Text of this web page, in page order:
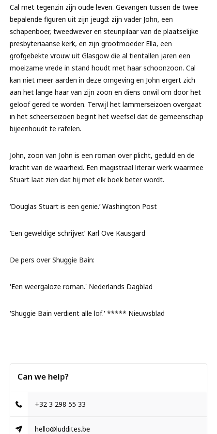
Cal met tegenzin zijn oude leven. Gevangen tussen de twee
bepalende figuren uit zijn jeugd: zijn vader John, een
schapenboer, tweedwever en steunpilaar van de plaatselijke
presbyteriaanse kerk, en zijn grootmoeder Ella, een
grofgebekte vrouw uit Glasgow die al tientallen jaren een
moeizame vrede in stand houdt met haar schoonzoon. Cal
kan niet meer aarden in deze omgeving en John ergert zich
aan het lange haar van zijn zoon en diens onwil om door het
geloof gered te worden. Terwijl het lammerseizoen overgaat
in het scheerseizoen begint het weefsel dat de gemeenschap
bijeenhoudt te rafelen.
John, zoon van John is een roman over plicht, geduld en de
kracht van de waarheid. Een magistraal literair werk waarmee
Stuart laat zien dat hij met elk boek beter wordt.
‘Douglas Stuart is een genie.’ Washington Post
‘Een geweldige schrijver.’ Karl Ove Kausgard
De pers overShuggie Bain:
'Een weergaloze roman.' Nederlands Dagblad
'Shuggie Bain verdient alle lof.' ***** Nieuwsblad
Can we help?
+32 3 298 55 33
hello@luddites.be